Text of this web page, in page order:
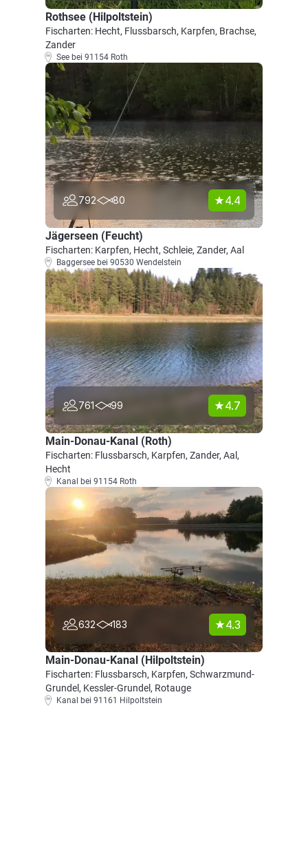
Rothsee (Hilpoltstein)
Fischarten: Hecht, Flussbarsch, Karpfen, Brachse,
Zander
See bei 91154 Roth
792 80 4.4
Jägerseen (Feucht)
Fischarten: Karpfen, Hecht, Schleie, Zander, Aal
Baggersee bei 90530 Wendelstein
761 99 4.7
Main-Donau-Kanal (Roth)
Fischarten: Flussbarsch, Karpfen, Zander, Aal,
Hecht
Kanal bei 91154 Roth
632 183 4.3
Main-Donau-Kanal (Hilpoltstein)
Fischarten: Flussbarsch, Karpfen, Schwarzmund-
Grundel, Kessler-Grundel, Rotauge
Kanal bei 91161 Hilpoltstein